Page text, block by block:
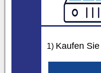
1) Kaufen